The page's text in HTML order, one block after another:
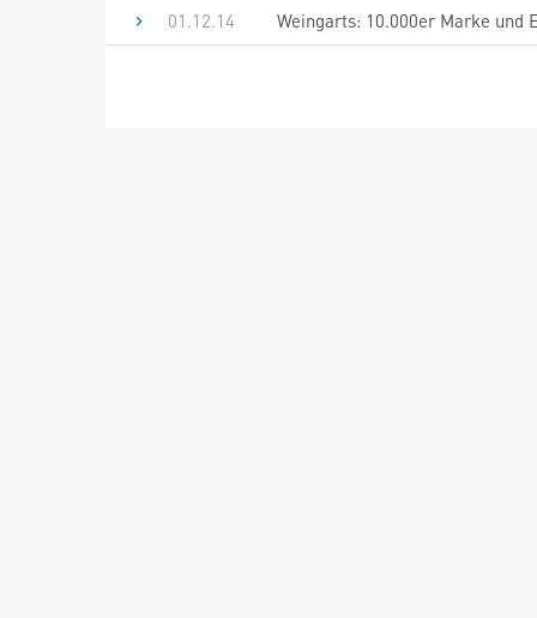
01.12.14
Weingarts: 10.000er Marke und